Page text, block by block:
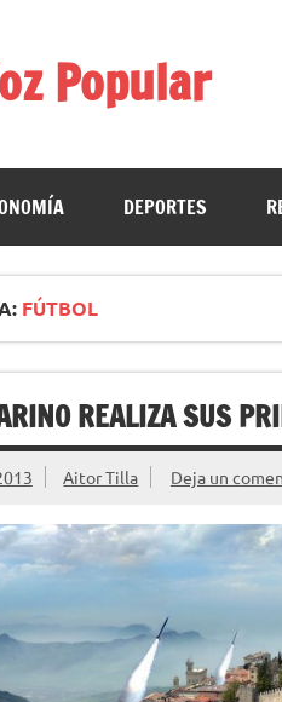
Popular
DEPORTES
FÚTBOL
REALIZA SUS
Aitor Tilla Deja un